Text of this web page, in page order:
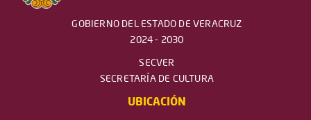
GOBIERNO DEL ESTADO DE VERACRUZ
2024 - 2030
SECVER
SECRETARÍA DE CULTURA
UBICACIÓN